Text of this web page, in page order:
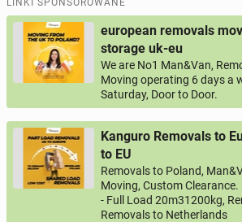
LINKI SPONSOROWANE
european removals
storage uk-eu
We are No1 Man&Van,
Moving operating 6 days a
Saturday, Door to Door.
Kanguro Removals to
to EU
Removals to Poland,
Moving, Custom
- Full Load 20m31200kg,
Removals to Netherlands